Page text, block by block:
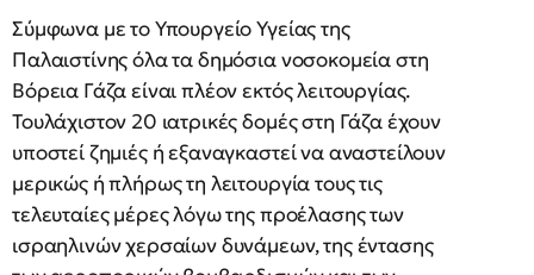
Σύμφωνα με το Υπουργείο Υγείας της
Παλαιστίνης όλα τα δημόσια νοσοκομεία στη
Βόρεια Γάζα είναι πλέον εκτός λειτουργίας.
Τουλάχιστον 20 ιατρικές δομές στη Γάζα έχουν
υποστεί ζημιές ή εξαναγκαστεί να αναστείλουν
μερικώς ή πλήρως τη λειτουργία τους τις
τελευταίες μέρες λόγω της προέλασης των
ισραηλινών χερσαίων δυνάμεων, της έντασης